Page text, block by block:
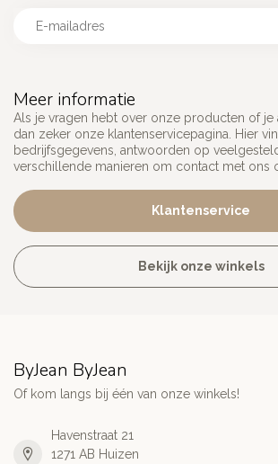
Meer informatie
Als je vragen hebt over onze producten of je
dan zeker onze klantenservicepagina. Hier
bedrijfsgegevens, antwoorden op
verschillende manieren om contact met ons
Klantenservice
Bekijk onze winkels
ByJean ByJean
Of kom langs bij één van onze winkels!
Havenstraat 21
1271 AB Huizen